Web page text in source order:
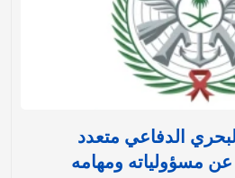
الدفاعي متعدد
مسؤولياته ومهامه